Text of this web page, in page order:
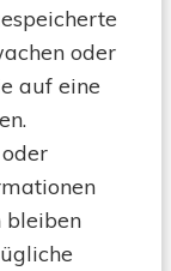
oder
auf eine
bleiben